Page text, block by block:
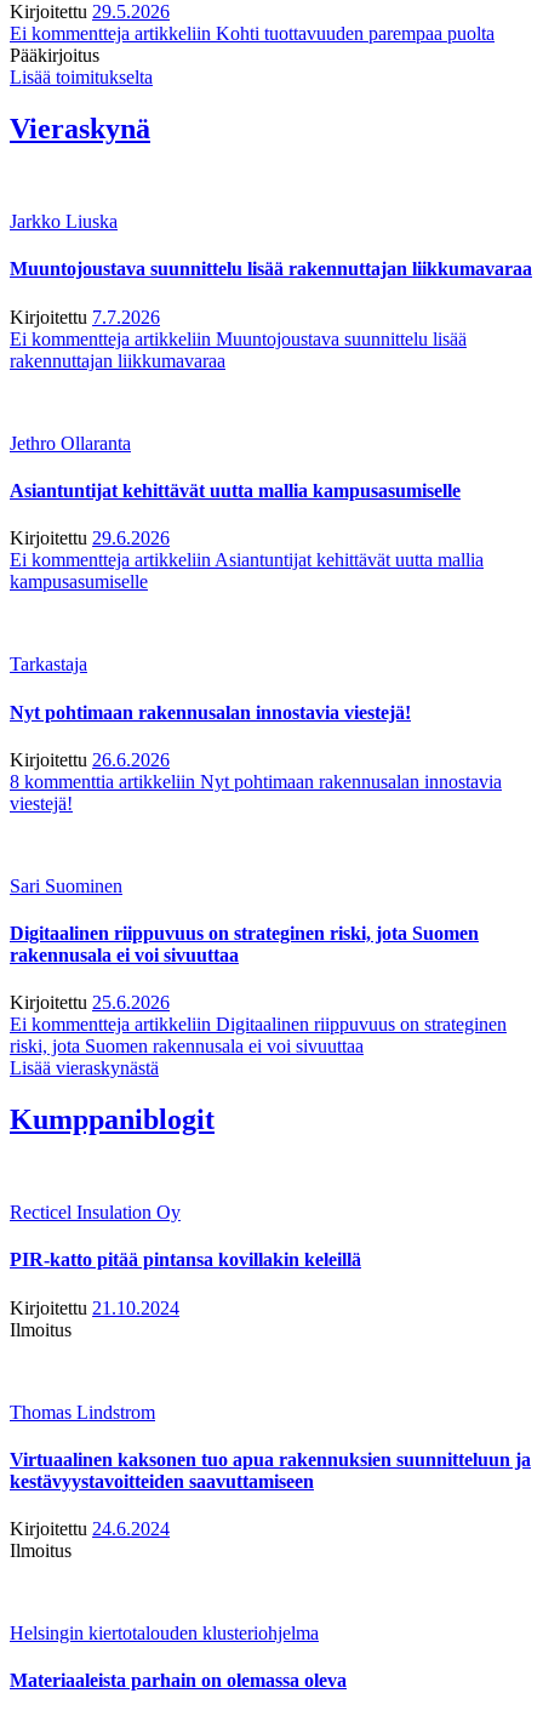
Kirjoitettu 29.5.2026
Ei kommentteja artikkeliin Kohti tuottavuuden parempaa puolta
Pääkirjoitus
Lisää toimitukselta
Vieraskynä
Jarkko Liuska
Muuntojoustava suunnittelu lisää rakennuttajan liikkumavaraa
Kirjoitettu 7.7.2026
Ei kommentteja artikkeliin Muuntojoustava suunnittelu lisää
rakennuttajan liikkumavaraa
Jethro Ollaranta
Asiantuntijat kehittävät uutta mallia kampusasumiselle
Kirjoitettu 29.6.2026
Ei kommentteja artikkeliin Asiantuntijat kehittävät uutta mallia
kampusasumiselle
Tarkastaja
Nyt pohtimaan rakennusalan innostavia viestejä!
Kirjoitettu 26.6.2026
8 kommenttia artikkeliin Nyt pohtimaan rakennusalan innostavia
viestejä!
Sari Suominen
Digitaalinen riippuvuus on strateginen riski, jota Suomen
rakennusala ei voi sivuuttaa
Kirjoitettu 25.6.2026
Ei kommentteja artikkeliin Digitaalinen riippuvuus on strateginen
riski, jota Suomen rakennusala ei voi sivuuttaa
Lisää vieraskynästä
Kumppaniblogit
Recticel Insulation Oy
PIR-katto pitää pintansa kovillakin keleillä
Kirjoitettu 21.10.2024
Ilmoitus
Thomas Lindstrom
Virtuaalinen kaksonen tuo apua rakennuksien suunnitteluun ja
kestävyystavoitteiden saavuttamiseen
Kirjoitettu 24.6.2024
Ilmoitus
Helsingin kiertotalouden klusteriohjelma
Materiaaleista parhain on olemassa oleva